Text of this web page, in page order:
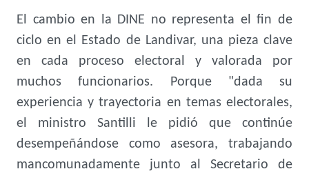
El cambio en la DINE no representa el fin de
ciclo en el Estado de Landivar, una pieza clave
en cada proceso electoral y valorada por
muchos funcionarios. Porque "dada su
experiencia y trayectoria en temas electorales,
el ministro Santilli le pidió que continúe
desempeñándose como asesora, trabajando
mancomunadamente junto al Secretario de